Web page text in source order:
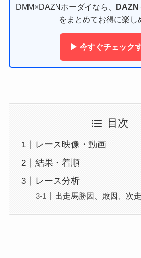
DMM×DAZNホーダイなら、
DAZN
をまとめてお得に楽し
▶ 今すぐチェック
目次
レース映像・動画
結果・着順
レース分析
出走馬勝因、敗因、次